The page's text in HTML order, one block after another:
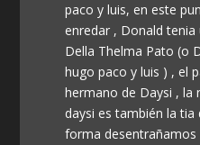
paco y luis, en este
enredar , Donald
Della Thelma Pato (o
hugo paco y luis ) , el
hermano de Daysi , la
daysi es también la
forma